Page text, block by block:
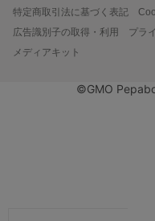
特定商取引法に基づく表記
広告識別子の取得・利用
プラ
メディアキット
©GMO